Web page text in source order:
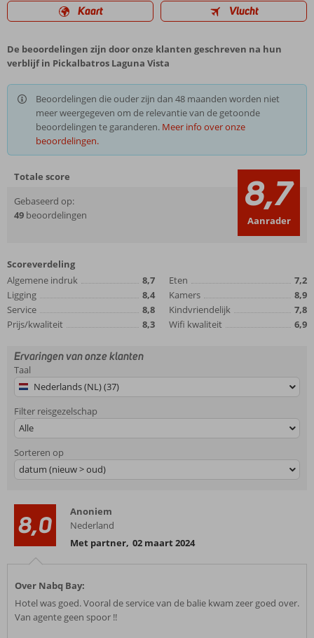
Kaart Vlucht
De beoordelingen zijn door onze klanten geschreven na hun
verblijf in Pickalbatros Laguna Vista
Beoordelingen die ouder zijn dan 48 maanden worden niet
meer weergegeven om de relevantie van de getoonde
beoordelingen te garanderen. Meer info over onze
beoordelingen.
Totale score
Gebaseerd op:
49 beoordelingen 8,7
Aanrader
Scoreverdeling
Algemene indruk
8,7
Ligging
8,4
Service
8,8
Prijs/kwaliteit
8,3
Eten
7,2
Kamers
8,9
Kindvriendelijk
7,8
Wifi kwaliteit
6,9
Ervaringen van onze klanten
Taal
Nederlands (NL) (37)
Filter reisgezelschap
Alle
Sorteren op
datum (nieuw > oud)
8,0
Anoniem
Nederland
Met partner, 02 maart 2024
Over Nabq Bay:
Hotel was goed. Vooral de service van de balie kwam zeer goed over.
Van agente geen spoor !!